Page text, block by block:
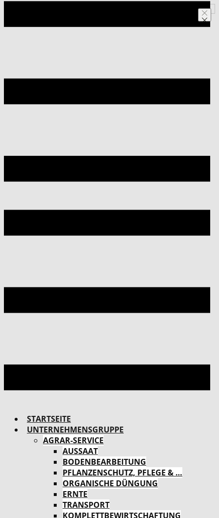
STARTSEITE
UNTERNEHMENSGRUPPE
AGRAR-SERVICE
AUSSAAT
BODENBEARBEITUNG
PFLANZENSCHUTZ, PFLEGE & …
ORGANISCHE DÜNGUNG
ERNTE
TRANSPORT
KOMPLETTBEWIRTSCHAFTUNG